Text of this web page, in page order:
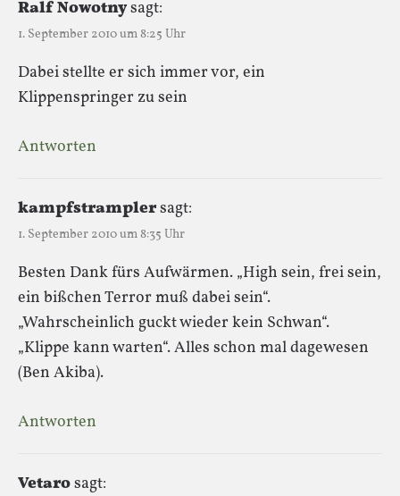
Ralf Nowotnysagt:
1. September 2010 um 8:25 Uhr
Dabei stellte er sich immer vor, ein
Klippenspringer zu sein
Antworten
kampfstramplersagt:
1. September 2010 um 8:35 Uhr
Besten Dank fürs Aufwärmen. „High sein, frei sein,
ein bißchen Terror muß dabei sein“.
„Wahrscheinlich guckt wieder kein Schwan“.
„Klippe kann warten“. Alles schon mal dagewesen
(Ben Akiba).
Antworten
Vetarosagt: